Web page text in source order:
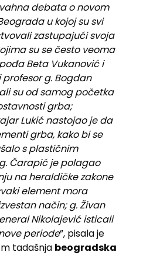
debata o novom
u kojoj su svi
zastupajući svoja
su se često veoma
Beta Vukanović i
profesor g. Bogdan
su od samog početka
grba;
Lukić nastojao je da
grba, kako bi se
s plastičnim
Čarapić je polagao
na heraldičke zakone
element mora
način; g. Živan
Nikolajević isticali
periode”, pisala je
tadašnja beogradska